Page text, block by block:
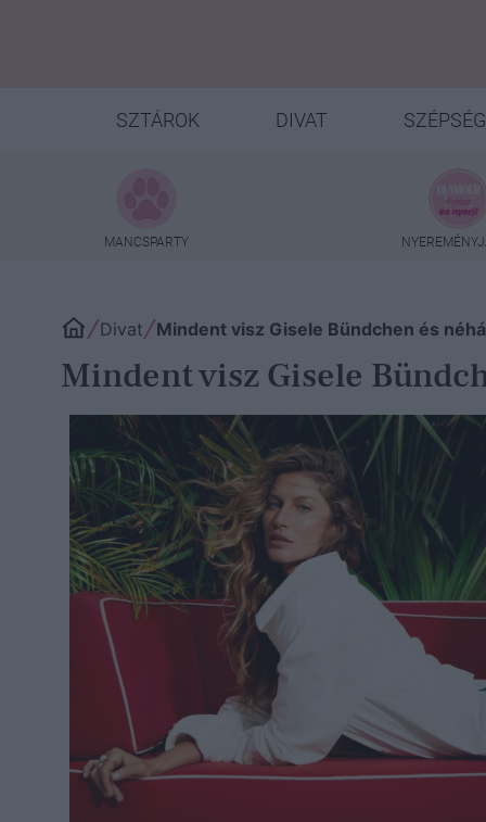
SZTÁROK DIVAT SZÉPSÉG
MANCSPARTY
Divat Mindent visz Gisele Bündchen és
Mindent visz Gisele